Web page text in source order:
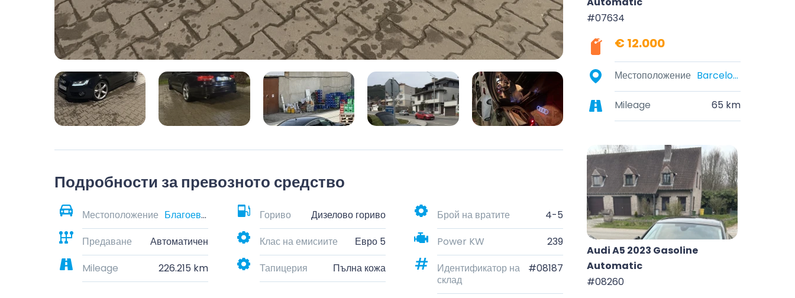
Подробности за превозното средство
Местоположение Благоевград, Благоевград, България Гориво Дизелово гориво Брой на вратите
4-5
Предаване
Автоматичен Клас на емисиите Евро 5 Power KW
239
Mileage
226.215 km Тапицерия Пълна кожа
Идентификатор на
склад
#08187
#07634
€ 12.000
Местоположение Barcelona, Catalonia, Spain
Mileage 65 km
Audi A5 2023 Gasoline
Automatic
#08260